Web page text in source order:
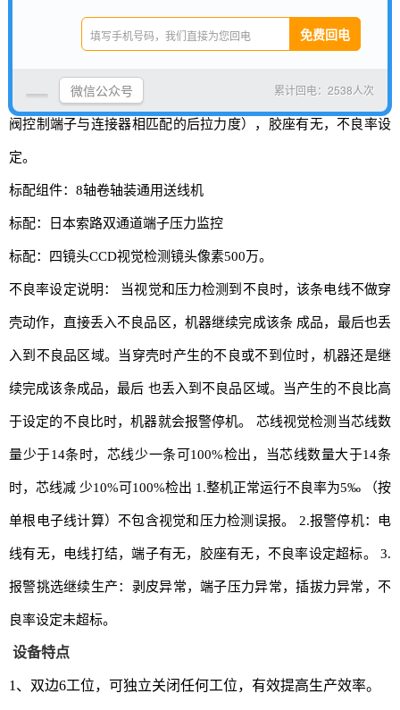
及要求不同时有浮动降低)
常，端子压力监测，端子插入后拉到位检 测（通过数显高精密气
阀控制端子与连接器相匹配的后拉力度），胶座有无，不良率设
定。
标配组件：8轴卷轴装通用送线机
标配：日本索路双通道端子压力监控
标配：四镜头CCD视觉检测镜头像素500万。
不良率设定说明： 当视觉和压力检测到不良时，该条电线不做穿
壳动作，直接丢入不良品区，机器继续完成该条 成品，最后也丢
入到不良品区域。当穿壳时产生的不良或不到位时，机器还是继
续完成该条成品，最后 也丢入到不良品区域。当产生的不良比高
于设定的不良比时，机器就会报警停机。 芯线视觉检测当芯线数
量少于14条时，芯线少一条可100%检出，当芯线数量大于14条
时，芯线减 少10%可100%检出 1.整机正常运行不良率为5‰ （按
单根电子线计算）不包含视觉和压力检测误报。 2.报警停机：电
线有无，电线打结，端子有无，胶座有无，不良率设定超标。 3.
报警挑选继续生产：剥皮异常，端子压力异常，插拔力异常，不
良率设定未超标。
设备特点
1、双边6工位，可独立关闭任何工位，有效提高生产效率。
累计回电：2538人次
微信公众号